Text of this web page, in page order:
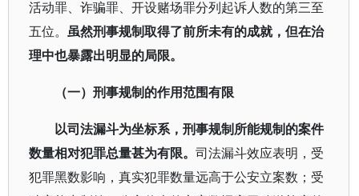
活动罪、诈骗罪、开设赌场罪分列起诉人数的第三至
五位。 虽然刑事规制取得了前所未有的成就，但在治
理中也暴露出明显的局限。
（一）刑事规制的作用范围有限
以司法漏斗为坐标系，刑事规制所能规制的案件
数量相对犯罪总量甚为有限。 司法漏斗效应表明，受
犯罪黑数影响，真实犯罪数量远高于公安立案数；受